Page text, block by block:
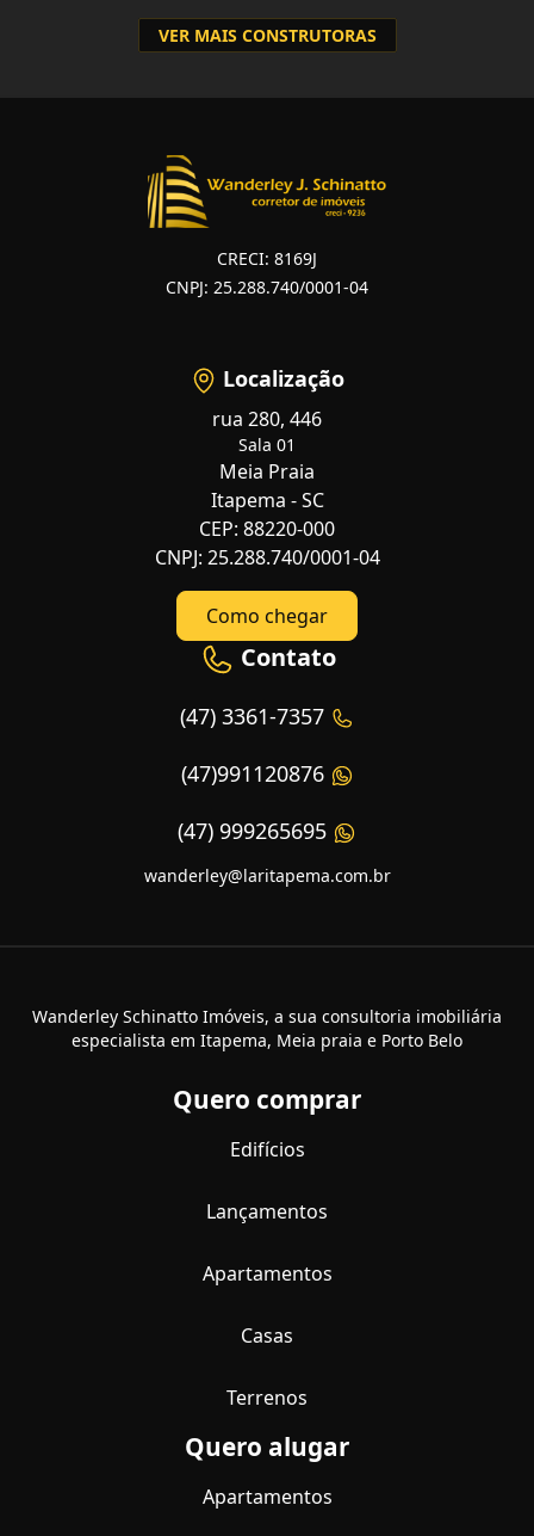
VER MAIS CONSTRUTORAS
CRECI: 8169J
CNPJ: 25.288.740/0001-04
Localização
rua 280, 446
Sala 01
Meia Praia
Itapema - SC
CEP: 88220-000
CNPJ: 25.288.740/0001-04
Como chegar
Contato
(47) 3361-7357
(47)991120876
(47) 999265695
wanderley@laritapema.com.br
Wanderley Schinatto Imóveis, a sua consultoria imobiliária
especialista em Itapema, Meia praia e Porto Belo
Quero comprar
Edifícios
Lançamentos
Apartamentos
Casas
Terrenos
Quero alugar
Apartamentos